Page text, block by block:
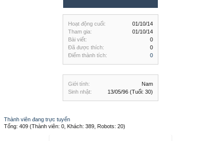
Hoạt động cuối:
01/10/14
Tham gia:
01/10/14
Bài viết:
0
Đã được thích:
0
Điểm thành tích:
0
Giới tính:
Nam
Sinh nhật:
13/05/96 (Tuổi: 30)
Thành viên đang trực tuyến
Tổng: 409 (Thành viên: 0, Khách: 389, Robots: 20)